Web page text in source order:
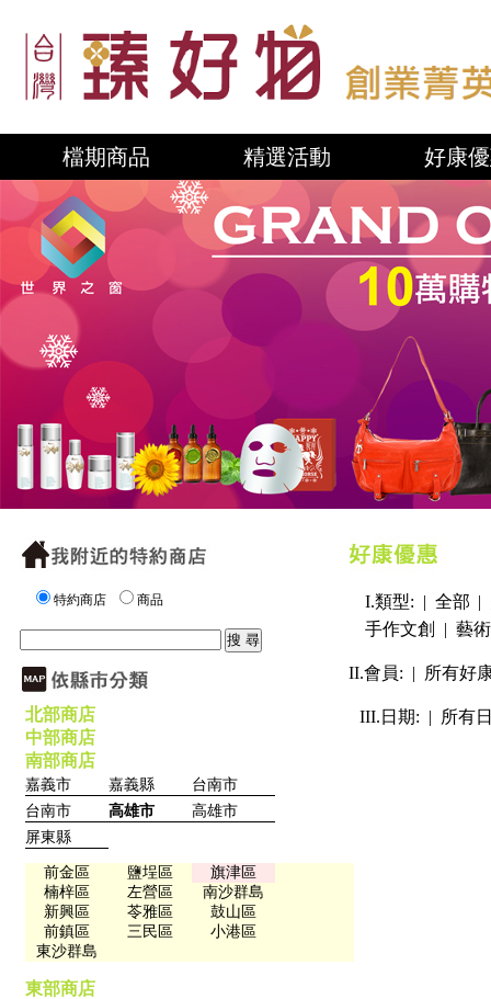
檔期商品 精選活動 好康
特約商店 商品
北部商店
中部商店
南部商店
嘉義市 嘉義縣
台南市
台南市
高雄市
高雄市
屏東縣
前金區 鹽埕區
旗津區
楠梓區
左營區
南沙群島
新興區
苓雅區
鼓山區
前鎮區
三民區
小港區
東沙群島
東部商店
I.類型: | 全部 |
手作文創
| 藝
II.會員: | 所有好
III.日期: | 所有